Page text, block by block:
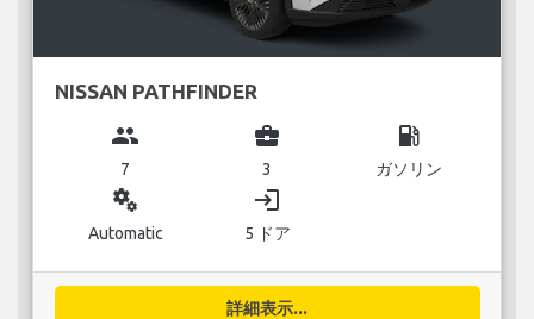
NISSAN PATHFINDER
group
7
business_center
3
local_gas_station
ガソリン
miscellaneous_services
Automatic
login
5 ドア
詳細表示...